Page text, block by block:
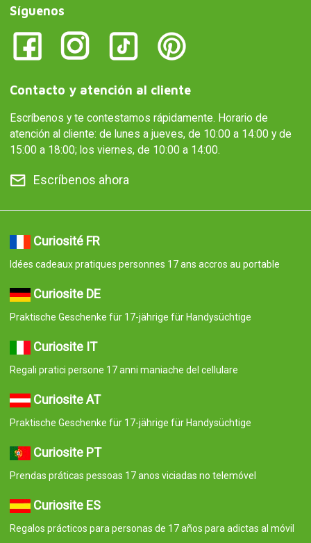
Síguenos
Contacto y atención al cliente
Escríbenos y te contestamos rápidamente. Horario de
atención al cliente: de lunes a jueves, de 10:00 a 14:00 y de
15:00 a 18:00; los viernes, de 10:00 a 14:00.
Escríbenos ahora
Curiosité FR
Idées cadeaux pratiques personnes 17 ans accros au portable
Curiosite DE
Praktische Geschenke für 17-jährige für Handysüchtige
Curiosite IT
Regali pratici persone 17 anni maniache del cellulare
Curiosite AT
Praktische Geschenke für 17-jährige für Handysüchtige
Curiosite PT
Prendas práticas pessoas 17 anos viciadas no telemóvel
Curiosite ES
Regalos prácticos para personas de 17 años para adictas al móvil